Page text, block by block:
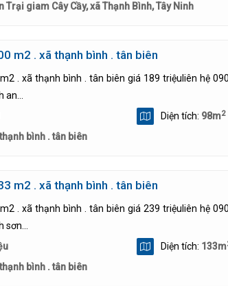
Trại giam Cây Cầy, xã Thạnh Bình, Tây Ninh
m2 . xã thạnh bình . tân biên
. xã thạnh bình . tân biên giá 189 triệuliên hệ
Diện tích: 98m2
bình . tân biên
m2 . xã thạnh bình . tân biên
. xã thạnh bình . tân biên giá 239 triệuliên hệ
Diện tích: 133m
bình . tân biên